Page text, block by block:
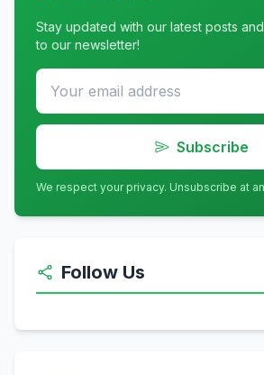
Stay updated with our latest posts
to our newsletter!
Subscribe
We respect your privacy. Unsubscribe at
Follow Us